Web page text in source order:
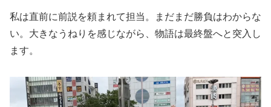
私は直前に前説を頼まれて担当。まだまだ勝負はわからな
い。大きなうねりを感じながら、物語は最終盤へと突入し
ます。